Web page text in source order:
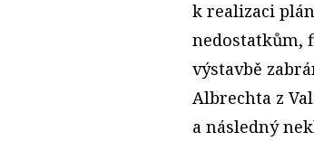
k realizaci
nedostatkům,
výstavbě
Albrechta z
a následný